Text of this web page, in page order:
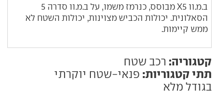
ב.מ.וו X5
מבוסס, כנרמז משמו, על ב.מ.וו סדרה 5
הסאלונית. יכולות הכביש מצוינות, יכולות השטח לא
ממש קיימות.
קטגוריה: רכב שטח
תתי קטגוריות: פנאי-שטח יוקרתי
בגודל מלא